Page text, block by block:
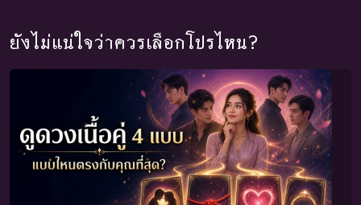
ยังไม่แน่ใจว่าควรเลือกโปรไหน?